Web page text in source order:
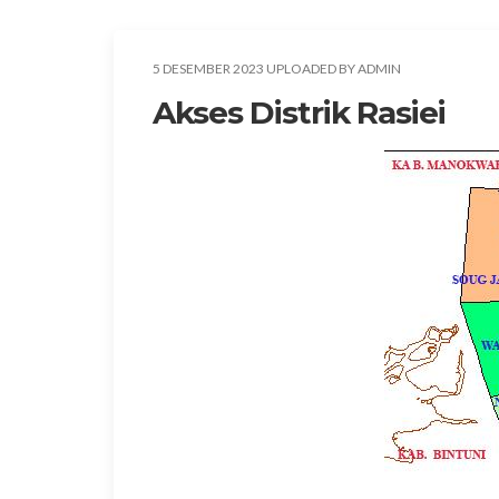
5 DESEMBER 2023 UPLOADED BY ADMIN
Akses Distrik Rasiei